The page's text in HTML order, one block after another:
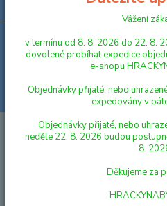
HRY A HLAVOLAMY KARTY
Krtek 1 společenská hra - karty v papírové
Akim Kvarteto
společenská hra -
Vážení
v termínu od 8. 8. 2026 do 22. 8.
dovolené probíhat expedice
e-shopu
Objednávky přijaté, nebo
expedovány v
Objednávky přijaté, nebo
neděle 22. 8. 2026 budou
8.
Děkujeme za